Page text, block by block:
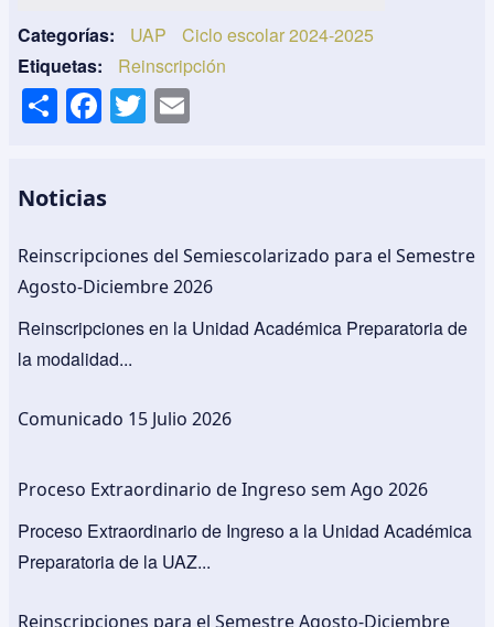
Categorías UAP
Ciclo escolar 2024-2025
Etiquetas
Reinscripción
S
h
e
F
a
e
b
o
o
k
T
wi
Noticias
Reinscripciones del Semiescolarizado para el Semestre
Agosto-Diciembre 2026
Reinscripciones en la Unidad Académica Preparatoria de
la modalidad...
Comunicado 15 Julio 2026
Proceso Extraordinario de Ingreso sem Ago 2026
Proceso Extraordinario de Ingreso a la Unidad Académica
Preparatoria de la UAZ...
Reinscripciones para el Semestre Agosto-Diciembre